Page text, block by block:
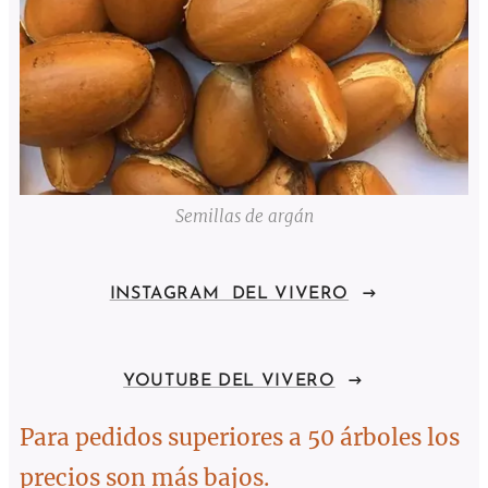
Semillas de argán
INSTAGRAM DEL VIVERO
YOUTUBE DEL VIVERO
Para pedidos superiores a 50 árboles los
precios son más bajos.